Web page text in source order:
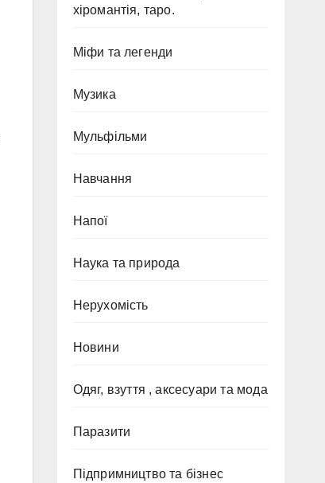
хіромантія, таро.
Міфи та легенди
Музика
Мульфільми
Навчання
Напої
Наука та природа
Нерухомість
Новини
Одяг, взуття , аксесуари та мода
Паразити
Підпримництво та бізнес